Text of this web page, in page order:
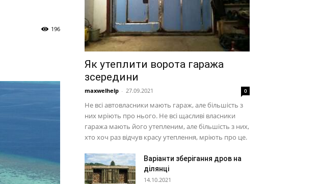
196
Як утеплити ворота гаража
зсередини
maxwelhelp - 27.09.2021 0
Не всі автовласники мають гараж, але більшість з
них мріють про нього. Не всі щасливі власники
гаража мають його утепленим, але більшість з них,
хто хоч раз відчув красу утеплення, мріють про це.
Варіанти зберігання дров на
ділянці
14.10.2021